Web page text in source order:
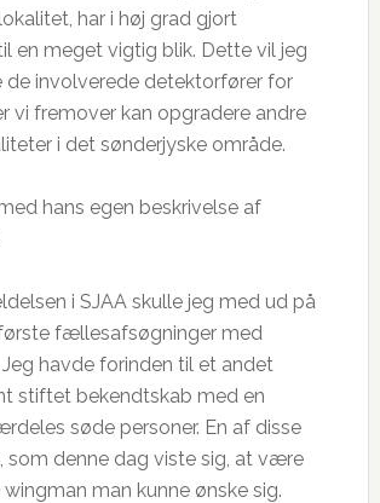
har i høj grad gjort
en meget vigtig blik. Dette vil jeg
de involverede detektorfører for
vi fremover kan opgradere andre
i det sønderjyske område.
hans egen beskrivelse af
i SJAA skulle jeg med ud på
fællesafsøgninger med
havde forinden til et andet
stiftet bekendtskab med en
søde personer. En af disse
som denne dag viste sig, at være
man kunne ønske sig.